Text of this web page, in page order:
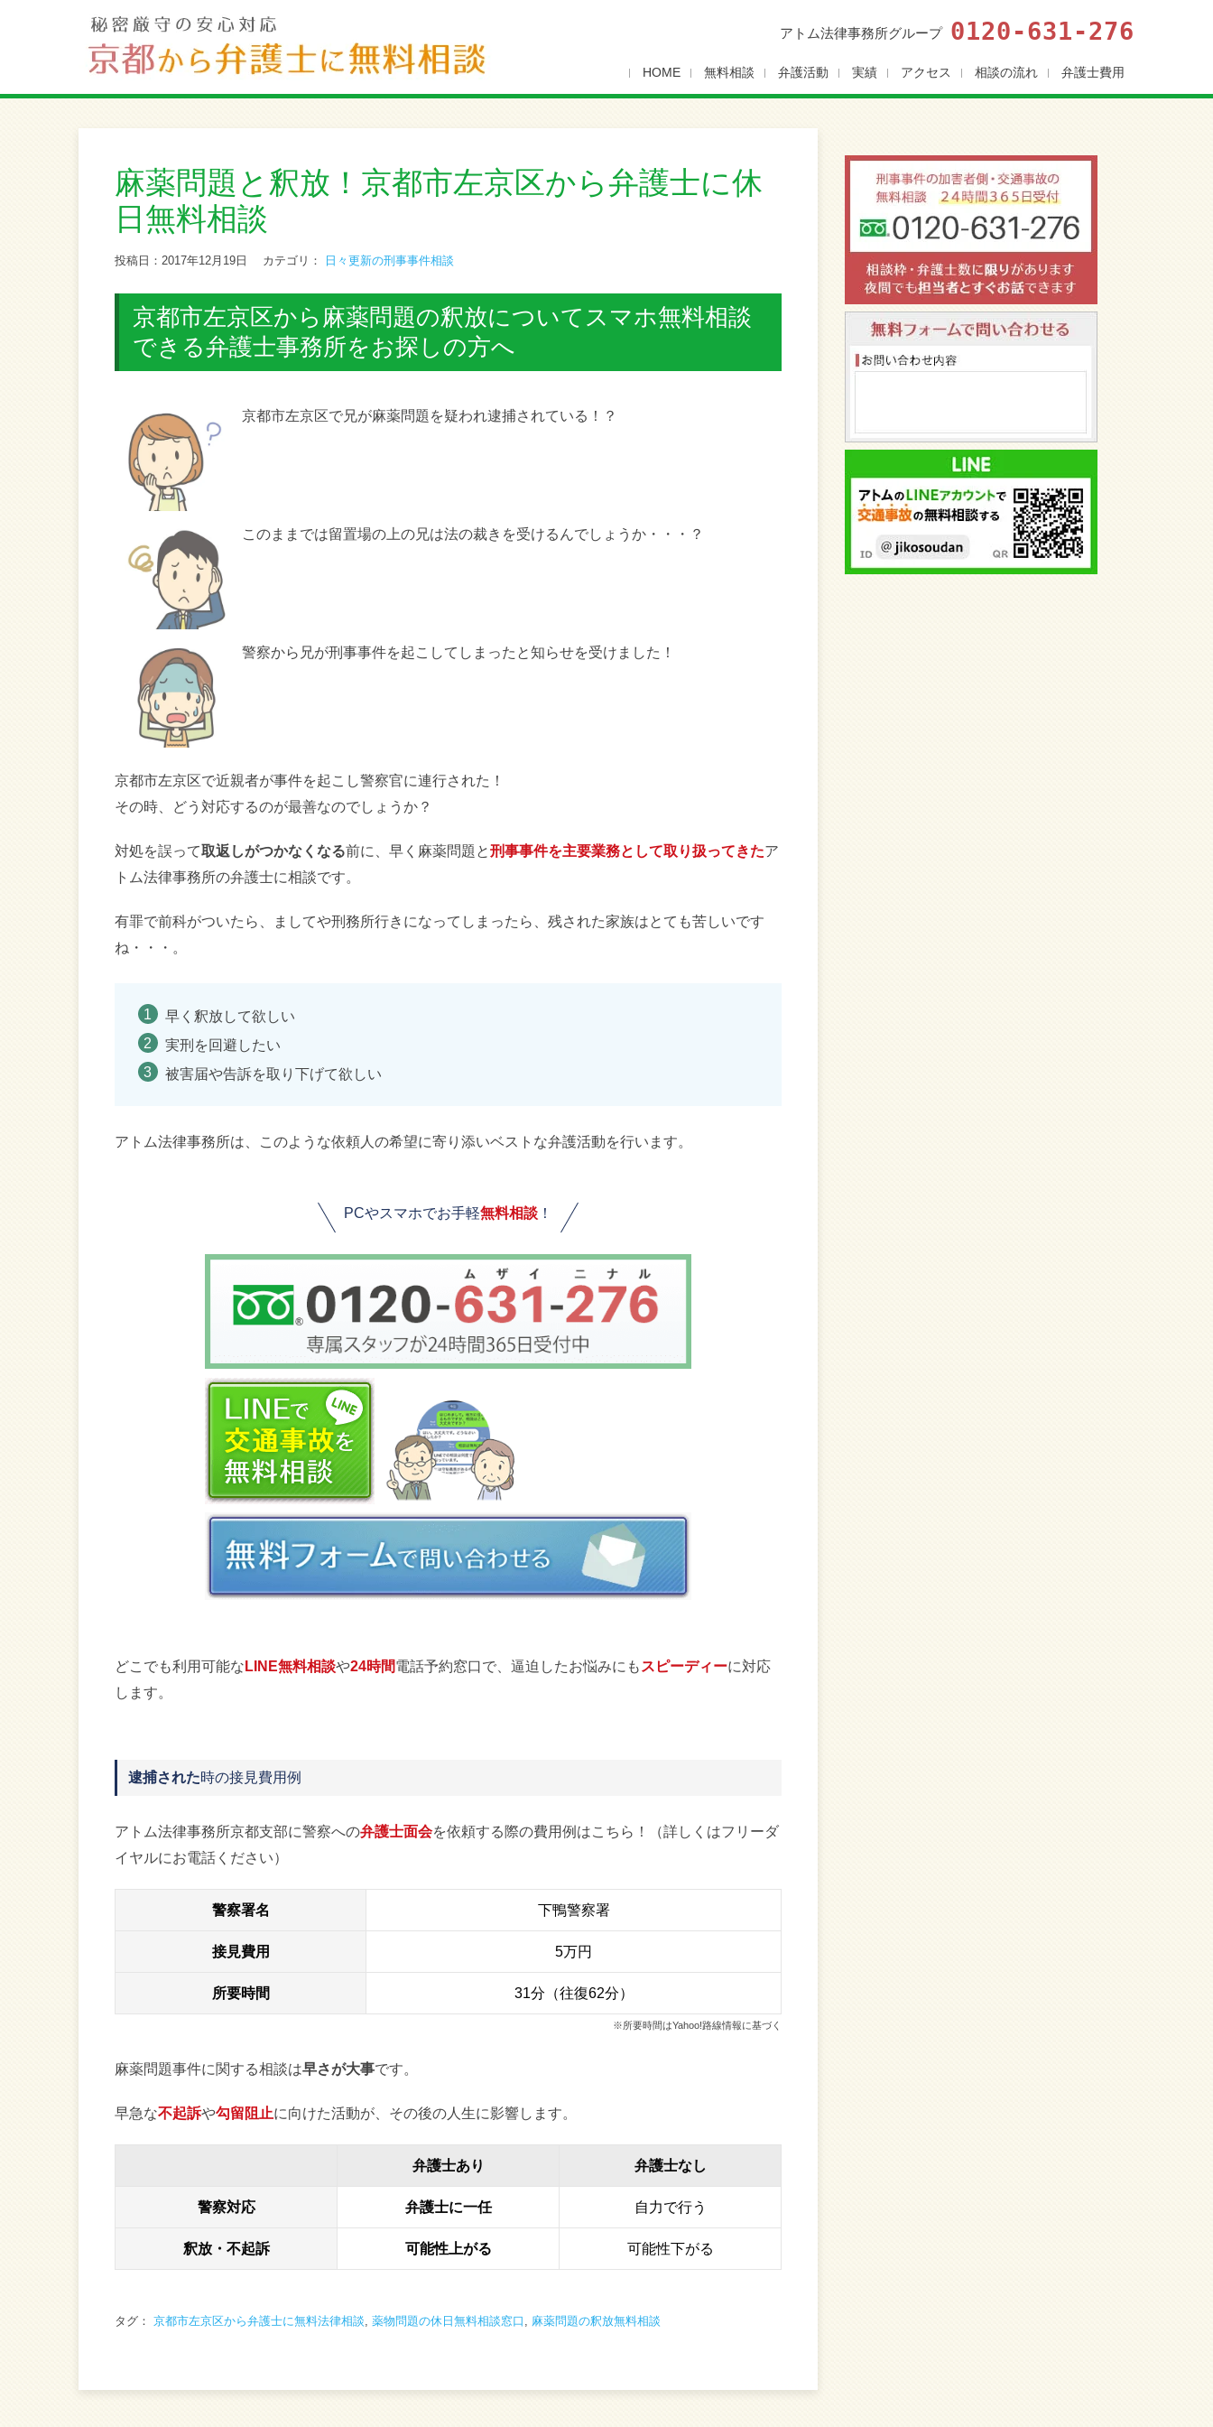
アトム法律事務所グループ 0120-631-276
HOME 無料相談 弁護活動 実績 アクセス 相談の流れ 弁護士費用
麻薬問題と釈放！京都市左京区から弁護士に休
日無料相談
投稿日：2017年12月19日 カテゴリ： 日々更新の刑事事件相談
京都市左京区から麻薬問題の釈放についてスマホ無料相談
できる弁護士事務所をお探しの方へ
京都市左京区で兄が麻薬問題を疑われ逮捕されている！？
このままでは留置場の上の兄は法の裁きを受けるんでしょうか・・・？
警察から兄が刑事事件を起こしてしまったと知らせを受けました！
京都市左京区で近親者が事件を起こし警察官に連行された！
その時、どう対応するのが最善なのでしょうか？
対処を誤って取返しがつかなくなる前に、早く麻薬問題と刑事事件を主要業務として取り扱ってきたア
トム法律事務所の弁護士に相談です。
有罪で前科がついたら、ましてや刑務所行きになってしまったら、残された家族はとても苦しいです
ね・・・。
早く釈放して欲しい
実刑を回避したい
被害届や告訴を取り下げて欲しい
アトム法律事務所は、このような依頼人の希望に寄り添いベストな弁護活動を行います。
PCやスマホでお手軽無料相談 ！
どこでも利用可能なLINE無料相談や24時間電話予約窓口で、逼迫したお悩みにも スピーディーに対応
します。
逮捕された時の接見費用例
アトム法律事務所京都支部に警察への弁護士面会を依頼する際の費用例はこちら！（詳しくはフリーダ
イヤルにお電話ください）
警察署名 下鴨警察署
接見費用 5万円
所要時間 31分（往復62分）
※所要時間はYahoo!路線情報に基づく
麻薬問題事件に関する相談は早さが大事です。
早急な不起訴や勾留阻止に向けた活動が、その後の人生に影響します。
弁護士あり 弁護士なし
警察対応 弁護士に一任 自力で行う
釈放・不起訴 可能性上がる 可能性下がる
タグ： 京都市左京区から弁護士に無料法律相談 薬物問題の休日無料相談窓口 麻薬問題の釈放無料相談